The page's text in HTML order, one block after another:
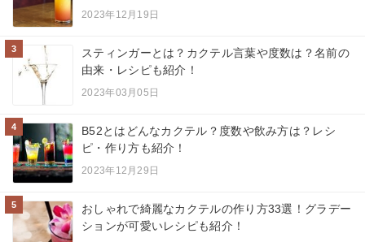
2023年12月19日
3
スティンガーとは？カクテル言葉や度数は？名前の
由来・レシピも紹介！
2023年03月05日
4
B52とはどんなカクテル？度数や飲み方は？レシ
ピ・作り方も紹介！
2023年12月29日
5
おしゃれで綺麗なカクテルの作り方33選！グラデー
ションが可愛いレシピも紹介！